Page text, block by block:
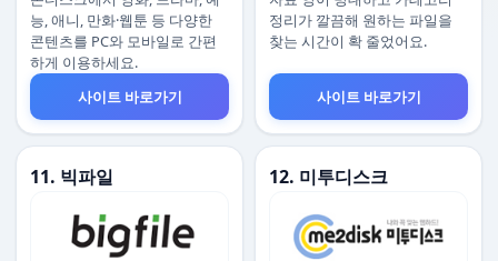
능, 애니, 만화·웹툰 등 다양한
콘텐츠를 PC와 모바일로 간편
하게 이용하세요.
사이트 바로가기
정리가 깔끔해 원하는 파일을
찾는 시간이 확 줄었어요.
사이트 바로가기
11. 빅파일 12. 미투디스크